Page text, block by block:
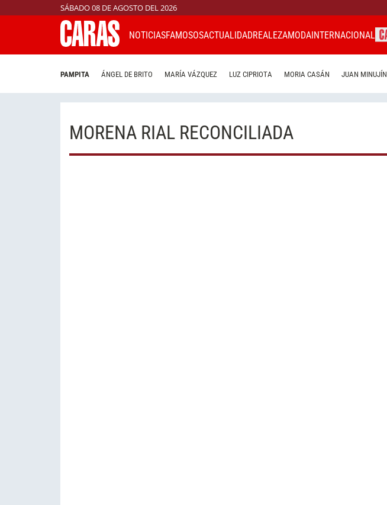
SÁBADO 08 DE AGOSTO DEL 2026
NOTICIASFAMOSOSACTUALIDADREALEZAMODAINTERNACIONAL
PAMPITA ÁNGEL DE BRITO MARÍA VÁZQUEZ LUZ CIPRIOTA MORIA CASÁN JUAN MINUJÍN
MORENA RIAL RECONCILIADA